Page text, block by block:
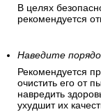
В целях
рекомендуется
Наведите
Рекомендуется
очистить его от
навредить
ухудшит их